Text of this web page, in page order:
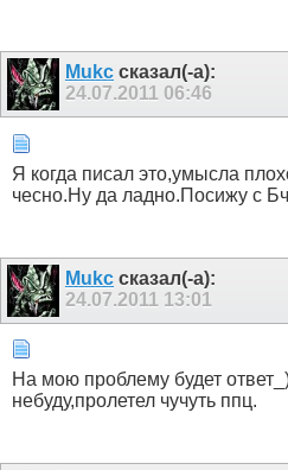
Mukc сказал(-а):
24.07.2011 06:46
Я когда писал это,умысла
чесно.Ну да ладно.Посижу с Бч
Mukc сказал(-а):
24.07.2011 13:01
На мою проблему будет
небуду,пролетел чучуть ппц.